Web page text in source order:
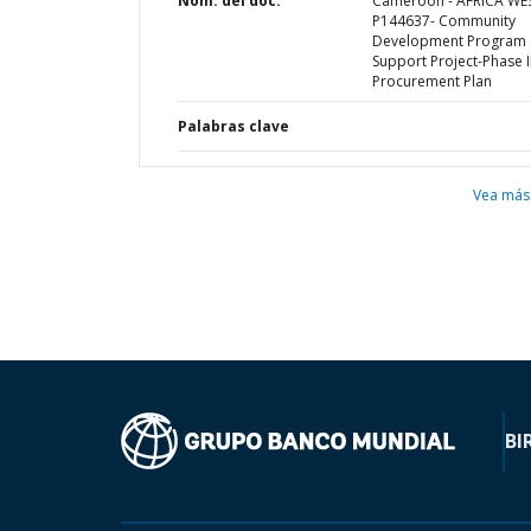
P144637- Community
Development Program
Support Project-Phase
Procurement Plan
Palabras clave
Vea más